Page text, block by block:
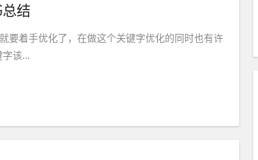
结
要着手优化了，在做这个关键字优化的同时也有许
字该…